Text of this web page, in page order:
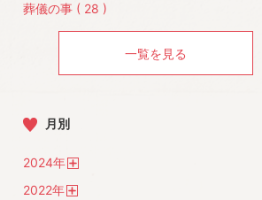
葬儀の事 ( 28 )
一覧を見る
月別
2024年
2022年